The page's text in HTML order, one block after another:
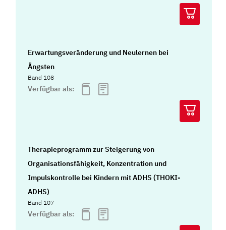
Erwartungsveränderung und Neulernen bei
Ängsten
Band 108
Verfügbar als:
Therapieprogramm zur Steigerung von
Organisationsfähigkeit, Konzentration und
Impulskontrolle bei Kindern mit ADHS (THOKI-
ADHS)
Band 107
Verfügbar als: